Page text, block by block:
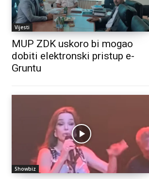
Vijesti
MUP ZDK uskoro bi mogao
dobiti elektronski pristup e-
Gruntu
Showbiz